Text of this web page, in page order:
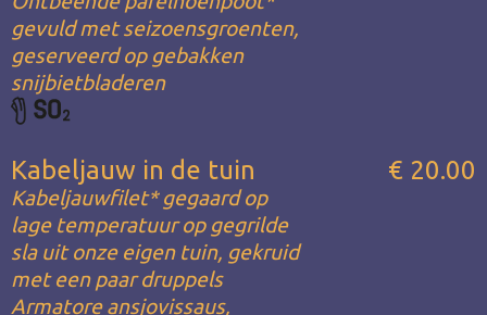
gevuld met seizoensgroenten,
geserveerd op gebakken
snijbietbladeren
Kabeljauw in de tuin
Kabeljauwfilet* gegaard op
lage temperatuur op gegrilde
sla uit onze eigen tuin, gekruid
met een paar druppels
Armatore ansjovissaus,
€ 20.00